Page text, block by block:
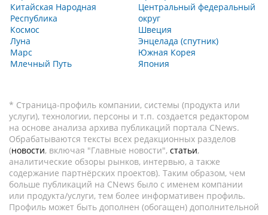
Китайская Народная
Республика
Космос
Луна
Марс
Млечный Путь
Центральный федеральный
округ
Швеция
Энцелада (спутник)
Южная Корея
Япония
* Страница-профиль компании, системы (продукта или
услуги), технологии, персоны и т.п. создается редактором
на основе анализа архива публикаций портала CNews.
Обрабатываются тексты всех редакционных разделов
(новости, включая "Главные новости", статьи,
аналитические обзоры рынков, интервью, а также
содержание партнёрских проектов). Таким образом, чем
больше публикаций на CNews было с именем компании
или продукта/услуги, тем более информативен профиль.
Профиль может быть дополнен (обогащен) дополнительной